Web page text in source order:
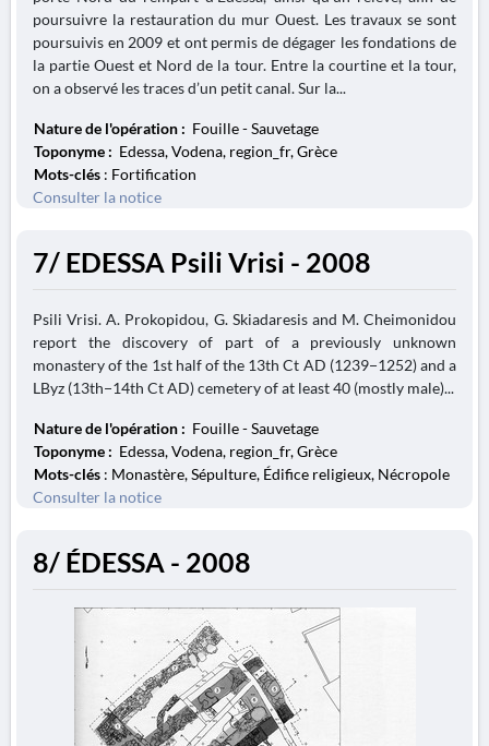
poursuivre la restauration du mur Ouest. Les travaux se sont
poursuivis en 2009 et ont permis de dégager les fondations de
la partie Ouest et Nord de la tour. Entre la courtine et la tour,
on a observé les traces d’un petit canal. Sur la...
Nature de l'opération : Fouille - Sauvetage
Toponyme : Edessa, Vodena, region_fr, Grèce
Mots-clés : Fortification
Consulter la notice
7/ EDESSA Psili Vrisi - 2008
Psili Vrisi. A. Prokopidou, G. Skiadaresis and M. Cheimonidou
report the discovery of part of a previously unknown
monastery of the 1st half of the 13th Ct AD (1239−1252) and a
LByz (13th−14th Ct AD) cemetery of at least 40 (mostly male)...
Nature de l'opération : Fouille - Sauvetage
Toponyme : Edessa, Vodena, region_fr, Grèce
Mots-clés : Monastère, Sépulture, Édifice religieux, Nécropole
Consulter la notice
8/ ÉDESSA - 2008